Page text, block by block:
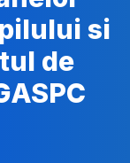
si
de